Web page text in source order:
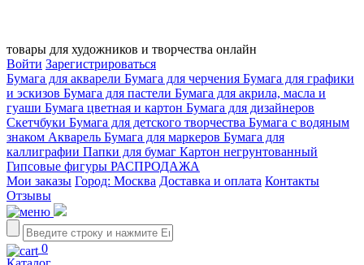
товары для художников и творчества онлайн
Войти Зарегистрироваться
Бумага для акварели Бумага для черчения Бумага для графики
и эскизов Бумага для пастели Бумага для акрила, масла и
гуаши Бумага цветная и картон Бумага для дизайнеров
Скетчбуки Бумага для детского творчества Бумага с водяным
знаком Акварель Бумага для маркеров Бумага для
каллиграфии Папки для бумаг Картон негрунтованный
Гипсовые фигуры РАСПРОДАЖА
Мои заказы Город: Москва Доставка и оплата Контакты
Отзывы
0